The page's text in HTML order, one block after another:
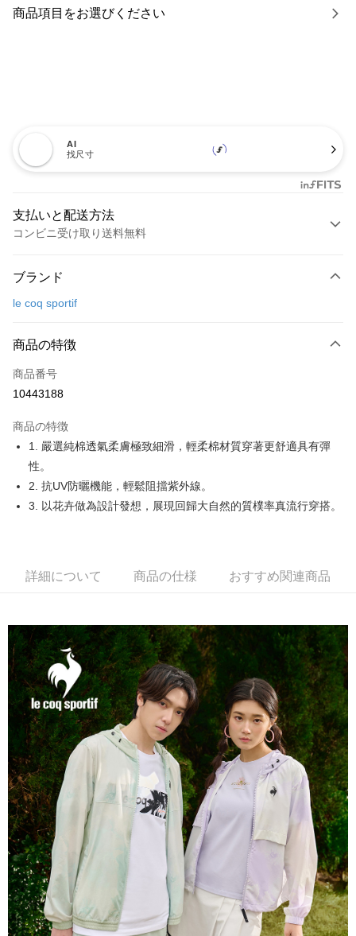
商品項目をお選びください
AI
找尺寸
支払いと配送方法
コンビニ受け取り送料無料
クレジットカード1回払い
LINE Pay
Apple Pay
Easy Wallet
OP Pay Later
説明
【OP Pay Later 使用説明】
1. 本サービスは台湾大哥大によって提供され、台湾大哥大のユーザーは追
いの回数や支払い期限を選択し、支払いを確認すると取引が完了します。
3. 実際の承認額、分割回数および費用については、後続の取引確認ページ
合、注文は自動的にキャンセルされます。「転専審査」に未通過の状況が
発生した場合は、システムの評価基準に達していないことを意味し、評価
内容についての説明はいたしかねます。
【支払い方法の説明】
1. 分割払いの金額は電信請求書に統合されず、「OP Pay Later」は毎月の
締め日後に支払いリマインダーのSMSを送信します。
2. SMSのリンクを通じて請求書を開いた後、「コンビニバーコード／台湾
大直営店舗／銀行振込／街口支払い／iPASS MONEY」などのチャネルで
支払いを選択できます。
【注意事項】
1. 本サービスは「台湾大哥大株式会社」（以下「当社」といいます）によ
って提供され、ユーザーが取引時に本サービスを通じて商品やサービスを
購入できるようにし、店舗が売買／分割払い売買の債権を当社に譲渡した
後、契約に基づいて当社の請求書で帳款を支払うことになります。
2. 「OP Pay Later」を利用する契約関係の目的から、店舗はあなたの個人
情報（名前、電話または住所を含む）を台湾大哥大に提供し、収集、処理
および利用するために、当社があなた本人と分割請求書に必要な情報の確
認、照合および修正を行います。
3. 完全なユーザーサービス規約については、以下のリンクを参照してくだ
AFTEE代金後払い
ウが表示されます。
4.ご注文が完了すると、携帯に支払い通知のSMSが届きます。アプリ会員
の場合は、AFTEE アプリプッシュ通知が届きます。
5.商品受け取り時のお支払いは不要です。商品を確かめてから、SMSまた
はアプリの通知に従って、4大コンビニ、またはATM/オンラインバンキン
グでお支払いください。
代金納付期限は最短で 14 日以内ですので、ご注意ください。AFTEE アプ
リをダウンロードして AFTEE 会員になるとお支払い期限を最長 45 日以内
まで延長できます。
お支払期限は、ショップが請求した期日と、AFTEEで延長できる日数をも
とに計算されます。AFTEEで注文すると、商品を受け取るまで支払い期限
を延長できますが、商品を期限内に受け取れない場合があります（例：予
約商品や商品到着日が比較的遅い商品）。そのため、商品到着の有無に関
わらず、AFTEEで指定された期限内にお支払いください。
二、支払い限度額
1.初回 AFTEEを ご利用の際に、認証結果及び当社の審査の結果に基づ
き、限度額が設定されます。
2.決済金額は最低NT$20です。
3.現在、台湾の会員のみご利用いただけます。
全家取貨付款
送料無料
付款後全家取貨
送料無料
萊爾富取貨付款
送料無料
付款後萊爾富取貨
送料無料
7-11取貨付款
送料無料
付款後7-11取貨
送料無料
宅配
ブランド
le coq sportif
商品の特徴
商品番号
10443188
商品の特徴
1. 嚴選純棉透氣柔膚極致細滑，輕柔棉材質穿著更舒適具有彈
性。
2. 抗UV防曬機能，輕鬆阻擋紫外線。
3. 以花卉做為設計發想，展現回歸大自然的質樸率真流行穿搭。
詳細について 商品の仕様 おすすめ関連商品